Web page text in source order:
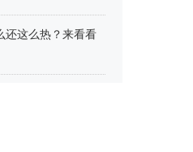
还这么热？来看看